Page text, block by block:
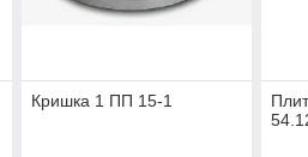
Кришка 1 ПП 15-1